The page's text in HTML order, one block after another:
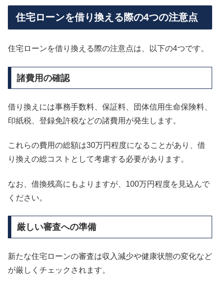
住宅ローンを借り換える際の4つの注意点
住宅ローンを借り換える際の注意点は、以下の4つです。
諸費用の確認
借り換えには事務手数料、保証料、団体信用生命保険料、
印紙税、登録免許税などの諸費用が発生します。
これらの費用の総額は30万円程度になることがあり、借
り換えの総コストとして考慮する必要があります。
なお、借換残高にもよりますが、100万円程度を見込んで
ください。
厳しい審査への準備
新たな住宅ローンの審査は収入減少や健康状態の変化など
が厳しくチェックされます。